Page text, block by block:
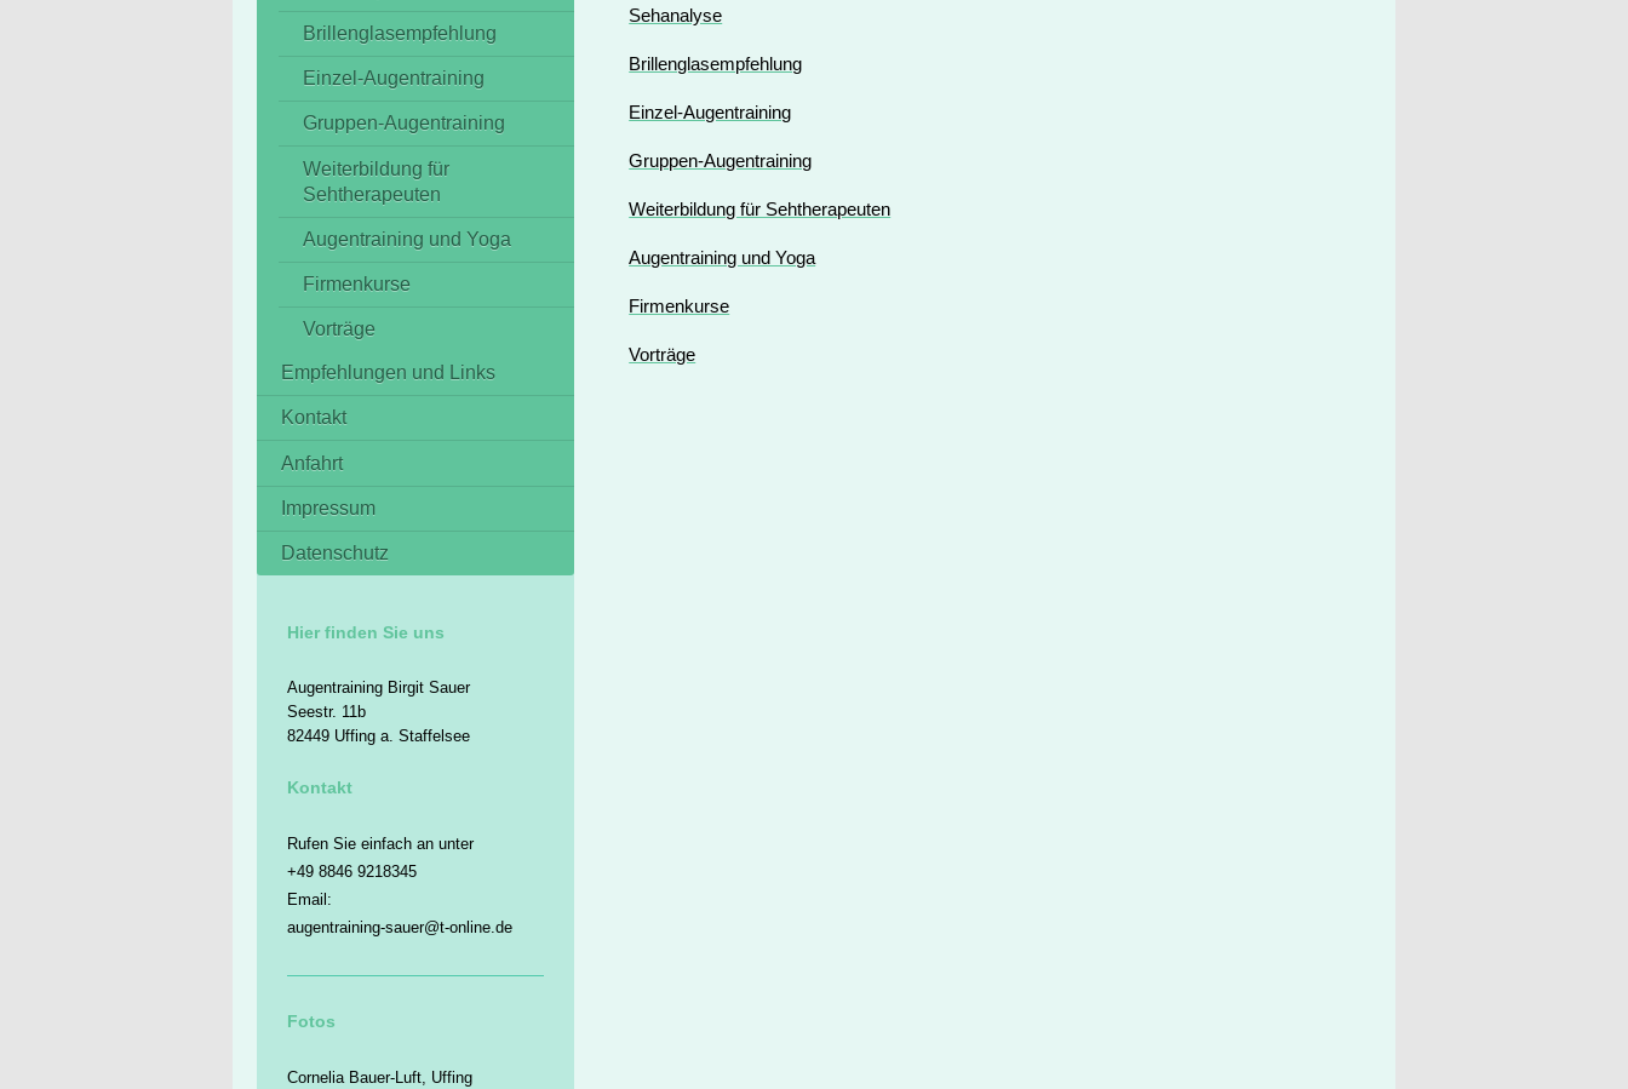
Sehanalyse
Brillenglasempfehlung
Einzel-Augentraining
Gruppen-Augentraining
Weiterbildung für Sehtherapeuten
Augentraining und Yoga
Firmenkurse
Vorträge
Brillenglasempfehlung
Einzel-Augentraining
Gruppen-Augentraining
Weiterbildung für
Sehtherapeuten
Augentraining und Yoga
Firmenkurse
Vorträge
Empfehlungen und Links
Kontakt
Anfahrt
Impressum
Datenschutz
Hier finden Sie uns
Augentraining Birgit Sauer
Seestr. 11b
82449 Uffing a. Staffelsee
Kontakt
Rufen Sie einfach an unter
+49 8846 9218345
Email:
augentraining-sauer@t-online.de
Fotos
Cornelia Bauer-Luft, Uffing